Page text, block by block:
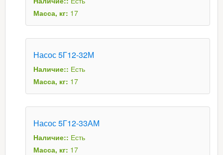
Масса, кг: 17
Насос 5Г12-32М
Наличие:: Есть
Масса, кг: 17
Насос 5Г12-33АМ
Наличие:: Есть
Масса, кг: 17